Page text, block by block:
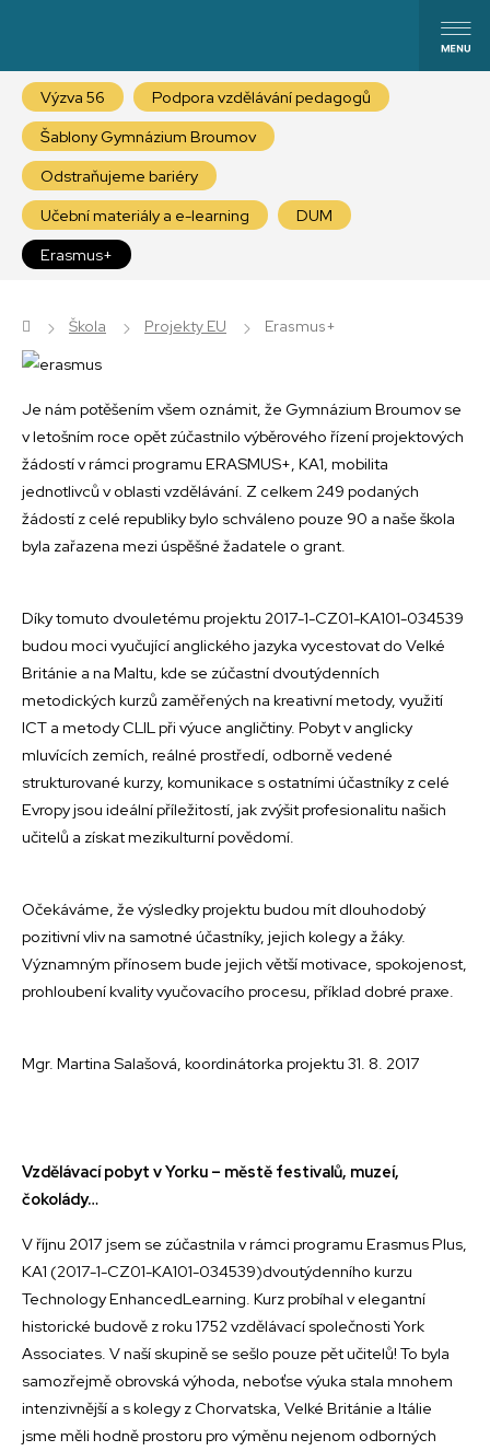
Výzva 56
Podpora vzdělávání pedagogů
Šablony Gymnázium Broumov
Odstraňujeme bariéry
Učební materiály a e-learning
DUM
Erasmus+
Škola Projekty EU Erasmus+
Je nám potěšením všem oznámit, že Gymnázium Broumov se
v letošním roce opět zúčastnilo výběrového řízení projektových
žádostí v rámci programu ERASMUS+, KA1, mobilita
jednotlivců v oblasti vzdělávání. Z celkem 249 podaných
žádostí z celé republiky bylo schváleno pouze 90 a naše škola
byla zařazena mezi úspěšné žadatele o grant.
Díky tomuto dvouletému projektu 2017-1-CZ01-KA101-034539
budou moci vyučující anglického jazyka vycestovat do Velké
Británie a na Maltu, kde se zúčastní dvoutýdenních
metodických kurzů zaměřených na kreativní metody, využití
ICT a metody CLIL při výuce angličtiny. Pobyt v anglicky
mluvících zemích, reálné prostředí, odborně vedené
strukturované kurzy, komunikace s ostatními účastníky z celé
Evropy jsou ideální příležitostí, jak zvýšit profesionalitu našich
učitelů a získat mezikulturní povědomí.
Očekáváme, že výsledky projektu budou mít dlouhodobý
pozitivní vliv na samotné účastníky, jejich kolegy a žáky.
Významným přínosem bude jejich větší motivace, spokojenost,
prohloubení kvality vyučovacího procesu, příklad dobré praxe.
Mgr. Martina Salašová, koordinátorka projektu 31. 8. 2017
Vzdělávací pobyt v Yorku – městě festivalů, muzeí,
čokolády…
V říjnu 2017 jsem se zúčastnila v rámci programu Erasmus Plus,
KA1 (2017-1-CZ01-KA101-034539)dvoutýdenního kurzu
Technology EnhancedLearning. Kurz probíhal v elegantní
historické budově z roku 1752 vzdělávací společnosti York
Associates. V naší skupině se sešlo pouze pět učitelů! To byla
samozřejmě obrovská výhoda, neboťse výuka stala mnohem
intenzivnější a s kolegy z Chorvatska, Velké Británie a Itálie
jsme měli hodně prostoru pro výměnu nejenom odborných